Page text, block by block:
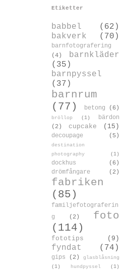
Etiketter
babbel
(62)
bakverk
(70)
barnfotografering
(4)
barnkläder
(35)
barnpyssel
(37)
barnrum
(77)
betong (6)
bröllop (1)
bärdon
(2)
cupcake (15)
decoupage (5)
destination
photography
(1)
dockhus
(6)
drömfångare
(2)
fabriken
(85)
familjefotograferin
g
(2)
foto
(114)
fototips (9)
fyndat (74)
gips (2)
glasblåsning
(1)
hundpyssel (1)